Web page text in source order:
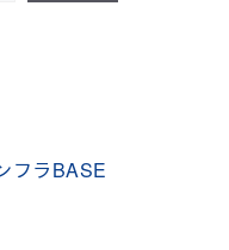
フラBASE